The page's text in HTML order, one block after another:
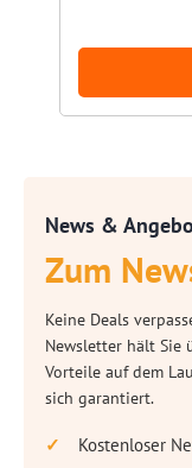
News &
Zum
Keine Deals
Newsletter hält Sie
Vorteile auf dem
sich garantiert.
Kostenloser